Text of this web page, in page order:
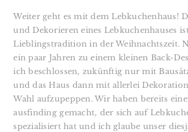
Weiter geht es mit dem Lebkuchenhaus!
und Dekorieren eines Lebkuchenhauses
Lieblingstradition in der Weihnachtszeit.
ein paar Jahren zu einem kleinen Back-
ich beschlossen, zukünftig nur mit
und das Haus dann mit allerlei
Wahl aufzupeppen. Wir haben bereits
ausfinding gemacht, der sich auf
spezialisiert hat und ich glaube unser